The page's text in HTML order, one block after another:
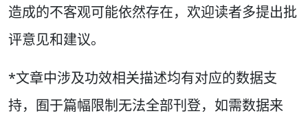
造成的不客观可能依然存在，欢迎读者多提出批
评意见和建议。
*文章中涉及功效相关描述均有对应的数据支
持，囿于篇幅限制无法全部刊登，如需数据来